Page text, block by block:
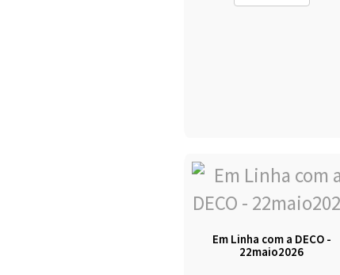
Em Linha com a DECO -
22maio2026